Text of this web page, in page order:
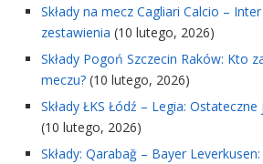
Składy na mecz Cagliari Calcio –
zestawienia (10 lutego, 2026)
Składy Pogoń Szczecin Raków: Kto
meczu? (10 lutego, 2026)
Składy ŁKS Łódź – Legia:
(10 lutego, 2026)
Składy: Qarabağ – Bayer